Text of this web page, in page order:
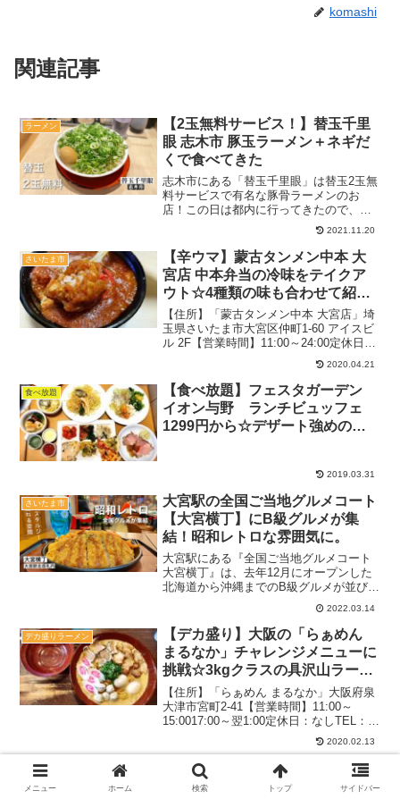
komashi
関連記事
ラーメン
【2玉無料サービス！】替玉千里
眼 志木市 豚玉ラーメン＋ネギだ
くで食べてきた
志木市にある「替玉千里眼」は替玉2玉無
料サービスで有名な豚骨ラーメンのお
店！この日は都内に行ってきたので、帰
り道に久しぶりに寄ってみることに。ち
ょうど限定も始まったらしく、合わせて
チェックしてください♪記事のメニューや
料金は当時の情報です。...
2021.11.20
さいたま市
【辛ウマ】蒙古タンメン中本 大
宮店 中本弁当の冷味をテイクア
ウト☆4種類の味も合わせて紹介
【お持ち帰り】
【住所】「蒙古タンメン中本 大宮店」埼
玉県さいたま市大宮区仲町1-60 アイスビ
ル 2F【営業時間】11:00～24:00定休日：
なしTEL：048-642-1330カウンター21席
駐車場：なし関連：さいたま市の記事一
覧関連：テイクアウトの...
2020.04.21
食べ放題
【食べ放題】フェスタガーデン
イオン与野 ランチビュッフェ
1299円から☆デザート強めの豊
2019.03.31
さいたま市
大宮駅の全国ご当地グルメコート
【大宮横丁】にB級グルメが集
結！昭和レトロな雰囲気に。
大宮駅にある『全国ご当地グルメコート
大宮横丁』は、去年12月にオープンした
北海道から沖縄までのB級グルメが並び、
ランチやちょい飲みもできる大型フード
コート！『渋谷横丁』のスピンアウト新
業態として、駅ナカにあるというちょっ
と変わった立地にあ...
2022.03.14
デカ盛りラーメン
【デカ盛り】大阪の「らぁめん
まるなか」チャレンジメニューに
挑戦☆3kgクラスの具沢山ラーメ
ン【絶品】
【住所】「らぁめん まるなか」大阪府泉
大津市宮町2-41【営業時間】11:00～
15:0017:00～翌1:00定休日：なしTEL：
0725-21-7373テーブル席、カウンター席
駐車場：あり禁煙2019.9月（週末）：11
時過ぎ待ちなし関...
2020.02.13
二郎系
【デカ盛り】ラーメンそら ふじ
み野市 麺量８００g申請、理想
メニュー ホーム 検索 トップ サイドバー